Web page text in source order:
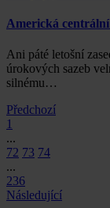
Americká
Ani páté letošní
úrokových sazeb
silnému…
Předchozí
1
...
72 73 74
...
236
Následující